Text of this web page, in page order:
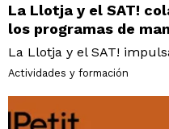
La Llotja y el SAT!
los programas de
La Llotja y el SAT!
Actividades y formación